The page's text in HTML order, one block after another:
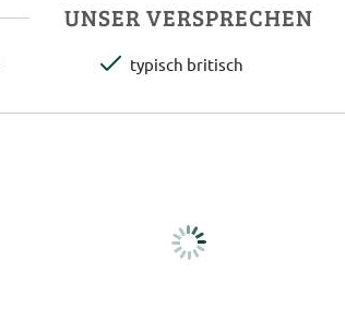
UNSER VERSPRECHEN
typisch britisch